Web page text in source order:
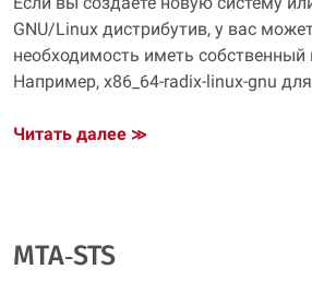
GNU/Linux дистрибутив, у вас
необходимость иметь собственный
Например, x86_64-radix-linux-gnu
Читать далее ≫
MTA‑STS